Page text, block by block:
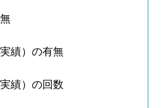
績）の有無
績）の回数